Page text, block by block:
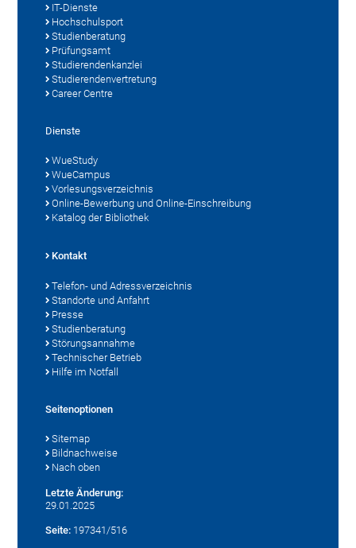
IT-Dienste
Hochschulsport
Studienberatung
Prüfungsamt
Studierendenkanzlei
Studierendenvertretung
Career Centre
Dienste
WueStudy
WueCampus
Vorlesungsverzeichnis
Online-Bewerbung und Online-Einschreibung
Katalog der Bibliothek
Kontakt
Telefon- und Adressverzeichnis
Standorte und Anfahrt
Presse
Studienberatung
Störungsannahme
Technischer Betrieb
Hilfe im Notfall
Seitenoptionen
Sitemap
Bildnachweise
Nach oben
Letzte Änderung:
29.01.2025
Seite: 197341/516